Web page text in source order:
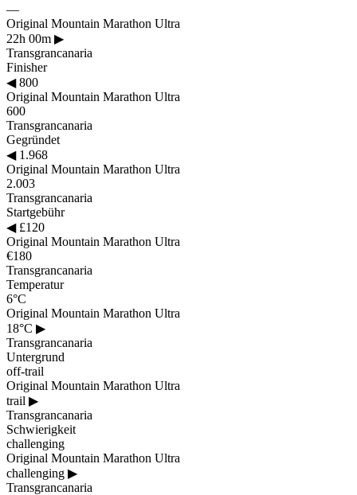
—
Original Mountain Marathon Ultra
22h 00m ▶
Transgrancanaria
Finisher
◀800
Original Mountain Marathon Ultra
600
Transgrancanaria
Gegründet
◀1.968
Original Mountain Marathon Ultra
2.003
Transgrancanaria
Startgebühr
◀£120
Original Mountain Marathon Ultra
€180
Transgrancanaria
Temperatur
6°C
Original Mountain Marathon Ultra
18°C ▶
Transgrancanaria
Untergrund
off-trail
Original Mountain Marathon Ultra
trail ▶
Transgrancanaria
Schwierigkeit
challenging
Original Mountain Marathon Ultra
challenging ▶
Transgrancanaria